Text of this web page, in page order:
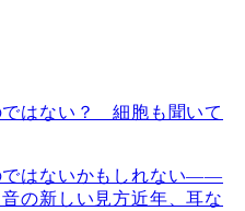
ではない？ 細胞も聞いて
ではないかもしれない――
の新しい見方近年、耳な